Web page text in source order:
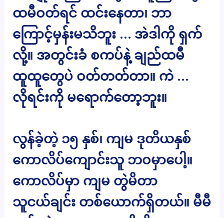
ထမီဝတ်ရင် ထင်းနေတာ၊ ဘာ
ကြောင့်မှန်းမသိဘူး … အဲဒါကို ရှက်
လို့။ အတွင်းခံ စကပ်နဲ့ ချည်ထမီ
ထူထူတွေပဲ ဝတ်တတ်တာ။ ကဲ …
လိုရင်းကို မရောက်တော့ဘူး။
လွန်ခဲ့တဲ့ ၁၅ နှစ်၊ ကျမ ဒုတိယနှစ်
ကောလိပ်ကျောင်းသူ ဘဝမှာပေါ့။
ကောလိပ်မှာ ကျမ တွဲမိတာ
သူငယ်ချင်း တစ်ယောက်ရှိတယ်။ မီမီ